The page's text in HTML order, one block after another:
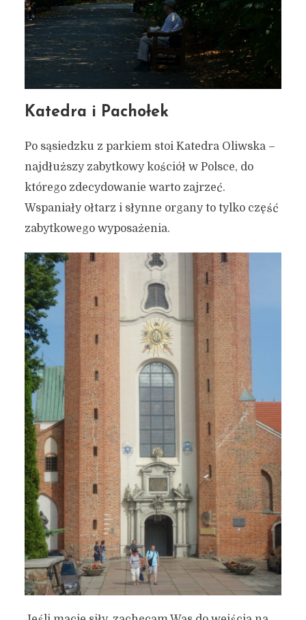
Katedra i Pachołek
Po sąsiedzku z parkiem stoi Katedra Oliwska –
najdłuższy zabytkowy kościół w Polsce, do
którego zdecydowanie warto zajrzeć.
Wspaniały ołtarz i słynne organy to tylko część
zabytkowego wyposażenia.